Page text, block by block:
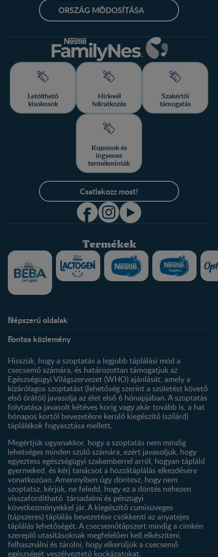
ORSZÁG MÓDOSÍTÁSA
Letölthető
kisokosok
Hírlevél
feliratkozás
Szakértői
támogatás
Kuponok és
ingyenes
termékminták
Csatlakozz most!
Termékek
Népszerű oldalak
Kapcsolat
Történetünk
Profilom
Termékeink
Termék kereső
Fontos közlemény
Hisszük, hogy a szoptatás a legjobb táplálási mód a
csecsemő számára, és határozottan támogatjuk az
Egészségügyi Világszervezet (WHO) ajánlását, amely a
kizárólagos szoptatást (lehetőség szerint a születést követő
első órától) javasolja az élet első 6 hónapjában. A szoptatás
folytatása javasolt kétéves korig vagy akár tovább is, a hat
hónapos kortól bevezetésre kerülő kiegészítő (szilárd)
táplálékok fogyasztása mellett.
Megértjük ugyanakkor, hogy a szoptatás nem mindig
lehetséges minden szülő számára, ezért javasoljuk, hogy
egyeztess egészségügyi szakemberrel arról, hogyan tápláld
gyermeked, és kérj tanácsot a hozzátáplálás elkezdésére
vonatkozóan. Amennyiben úgy döntesz, hogy nem
szoptatsz, kérjük, ne feledd, hogy ez a döntés nehezen
visszafordítható társadalmi és pénzügyi
következményekkel jár. A kiegészítő cumisüveges
(tápszeres) táplálás bevezetése csökkenti az anyatejes
táplálás lehetőségét. A csecsemőtápszert mindig a címkén
szereplő utasításoknak megfelelően kell elkészíteni,
felhasználni és tárolni, hogy elkerüljük a csecsemő
egészségét veszélyeztető kockázatokat.